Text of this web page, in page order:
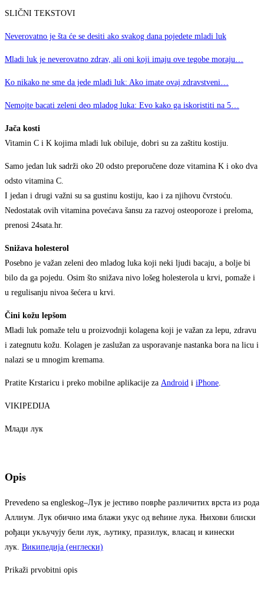
SLIČNI TEKSTOVI
Neverovatno je šta će se desiti ako svakog dana pojedete mladi luk
Mladi luk je neverovatno zdrav, ali oni koji imaju ove tegobe moraju…
Ko nikako ne sme da jede mladi luk: Ako imate ovaj zdravstveni…
Nemojte bacati zeleni deo mladog luka: Evo kako ga iskoristiti na 5…
Jača kosti
Vitamin C i K kojima mladi luk obiluje, dobri su za zaštitu kostiju.
Samo jedan luk sadrži oko 20 odsto preporučene doze vitamina K i oko dva
odsto vitamina C.
I jedan i drugi važni su sa gustinu kostiju, kao i za njihovu čvrstoću.
Nedostatak ovih vitamina povećava šansu za razvoj osteoporoze i preloma,
prenosi 24sata.hr.
Snižava holesterol
Posebno je važan zeleni deo mladog luka koji neki ljudi bacaju, a bolje bi
bilo da ga pojedu. Osim što snižava nivo lošeg holesterola u krvi, pomaže i
u regulisanju nivoa šećera u krvi.
Čini kožu lepšom
Mladi luk pomaže telu u proizvodnji kolagena koji je važan za lepu, zdravu
i zategnutu kožu. Kolagen je zaslužan za usporavanje nastanka bora na licu i
nalazi se u mnogim kremama.
Pratite Krstaricu i preko mobilne aplikacije za Android i iPhone.
VIKIPEDIJA
Млади лук
Opis
Prevedeno sa engleskog–Лук је јестиво поврће различитих врста из рода
Аллиум. Лук обично има блажи укус од већине лука. Њихови блиски
рођаци укључују бели лук, љутику, празилук, власац и кинески
лук. Википедија (енглески)
Prikaži prvobitni opis